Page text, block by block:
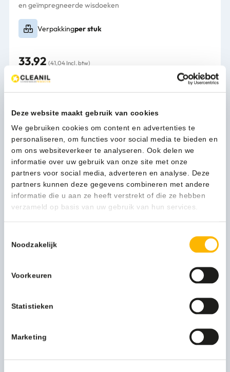
Deze website maakt gebruik van cookies
We gebruiken cookies om content en advertenties te
personaliseren, om functies voor social media te bieden en
om ons websiteverkeer te analyseren. Ook delen we
informatie over uw gebruik van onze site met onze
partners voor social media, adverteren en analyse. Deze
partners kunnen deze gegevens combineren met andere
informatie die u aan ze heeft verstrekt of die ze hebben
verzameld op basis van uw gebruik van hun services.
Noodzakelijk
Voorkeuren
Statistieken
Marketing
en geïmpregneerde wisdoeken
Verpakkingper stuk
33,92 (41,04 Incl. btw)
Vloerwisserframe
55cm
aluminium
vlak
foam
met
fixatiekoppeling
-
10115709
aantal
1-3 werkdagen
Kan ik u helpen?
Neem contact op
Beschrijving
Afmeting